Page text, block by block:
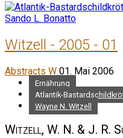
Witzell - 2005 - 01
Abstracts W 01. Mai 2006
Ernährung
Atlantik-
Wayne N. Witzell
Witzell, W. N. & J. R.